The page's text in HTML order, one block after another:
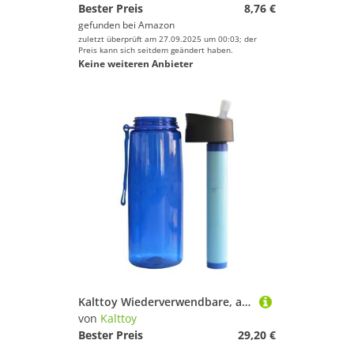
Bester Preis
8,76 €
gefunden bei Amazon
zuletzt überprüft am 27.09.2025 um 00:03; der
Preis kann sich seitdem geändert haben.
Keine weiteren Anbieter
Kalttoy Wiederverwendbare, auslaufsichere Wasserreiniger-Flaschen für Reisen, Camping, Wandern
von Kalttoy
Bester Preis
29,20 €